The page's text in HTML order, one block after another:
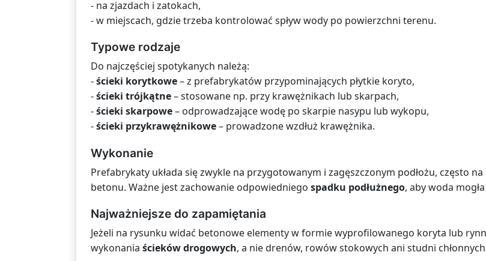
- na zjazdach i zatokach,
- w miejscach, gdzie trzeba kontrolować spływ wody po powierzchni terenu.
Typowe rodzaje
Do najczęściej spotykanych należą:
-ścieki korytkowe– z prefabrykatów przypominających płytkie koryto,
-ścieki trójkątne– stosowane np. przy krawężnikach lub skarpach,
-ścieki skarpowe– odprowadzające wodę po skarpie nasypu lub wykopu,
-ścieki przykrawężnikowe– prowadzone wzdłuż krawężnika.
Wykonanie
Prefabrykaty układa się zwykle na przygotowanym i zagęszczonym podłożu, często
betonu. Ważne jest zachowanie odpowiedniego spadku podłużnego, aby woda
Najważniejsze do zapamiętania
Jeżeli na rysunku widać betonowe elementy w formie wyprofilowanego koryta lub
wykonania ścieków drogowych, a nie drenów, rowów stokowych ani studni